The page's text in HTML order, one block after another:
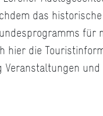
das
für
die